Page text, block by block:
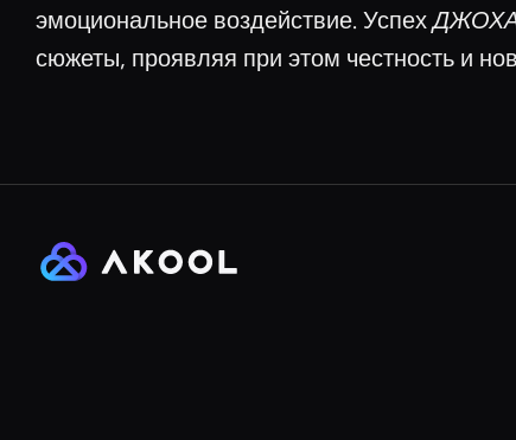
эмоциональное воздействие. Успех
сюжеты, проявляя при этом честность и